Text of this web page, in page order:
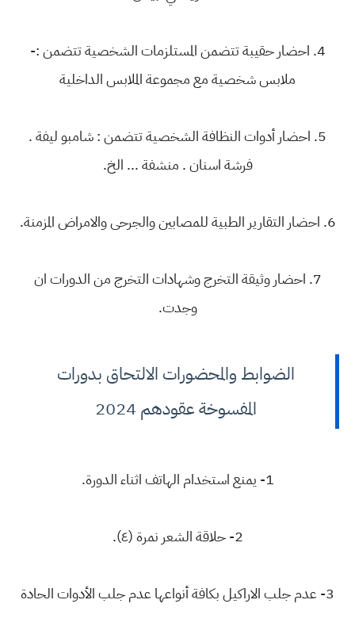
4. احضار حقيبة تتضمن المستلزمات الشخصية تتضمن :-
ملابس شخصية مع مجموعة الملابس الداخلية
5. احضار أدوات النظافة الشخصية تتضمن : شامبو ليفة .
فرشة اسنان . منشفة ... الخ.
6. احضار التقارير الطبية للمصابين والجرحى والامراض المزمنة.
7. احضار وثيقة التخرج وشهادات التخرج من الدورات ان
وجدت.
الضوابط والمحضورات الالتحاق بدورات
المفسوخة عقودهم 2024
1- يمنع استخدام الهاتف اثناء الدورة.
2- حلاقة الشعر نمرة (٤).
3- عدم جلب الاراكيل بكافة أنواعها عدم جلب الأدوات الحادة